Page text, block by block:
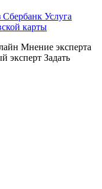
Услуга
карты
Мнение эксперта
эксперт Задать